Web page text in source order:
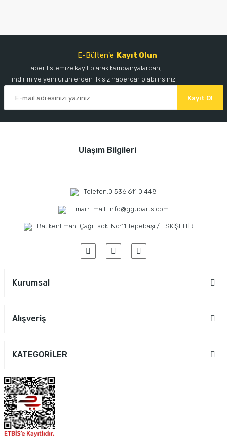
E-Bülten'e Kayıt Olun
Haber listemize kayıt olarak kampanyalardan,
indirim ve yeni ürünlerden ilk siz haberdar olabilirsiniz.
Kayıt Ol
Ulaşım Bilgileri
Telefon:0 536 611 0 448
Email:Email: info@gguparts.com
Batıkent mah. Çağrı sok. No:11 Tepebaşı / ESKİŞEHİR
Kurumsal
Alışveriş
KATEGORİLER